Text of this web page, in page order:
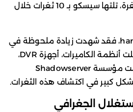
المستهدفة بعدد 32 ثغرة، تلتها سيسكو بـ 10 ثغرات خلال
أما فئة الأجهزة hardware، فقد شهدت زيادة ملحوظة في
الثغرات المستغلة، شملت أنظمة الكاميرات، أجهزة DVR،
وهواتف IP. وقد ساهمت مؤسسة Shadowserver
بشكل كبير في اكتشاف هذه الثغرات.
الجغرافي